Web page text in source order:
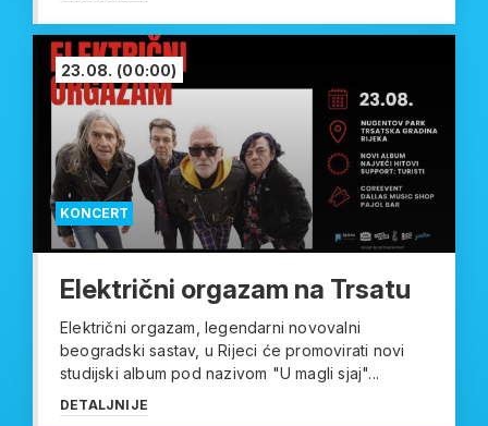
KONCERT
23.08. (00:00)
Električni orgazam na Trsatu
Električni orgazam, legendarni novovalni
beogradski sastav, u Rijeci će promovirati novi
studijski album pod nazivom "U magli sjaj"...
DETALJNIJE